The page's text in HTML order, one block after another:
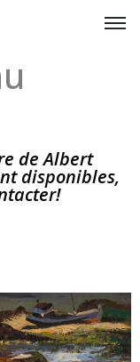
de Albert
disponibles,